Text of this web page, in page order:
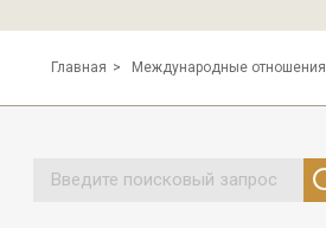
Главная Международные отношения